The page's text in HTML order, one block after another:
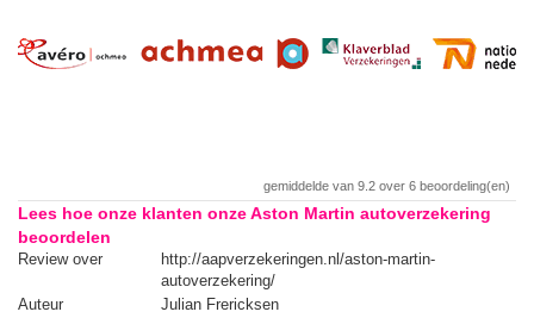
Lees hoe onze klanten onze Aston Martin autoverzekering
beoordelen
Review over
http://aapverzekeringen.nl/aston-martin-
autoverzekering/
Auteur
Julian Frericksen
gemiddelde van 9.2 over 6 beoordeling(en)